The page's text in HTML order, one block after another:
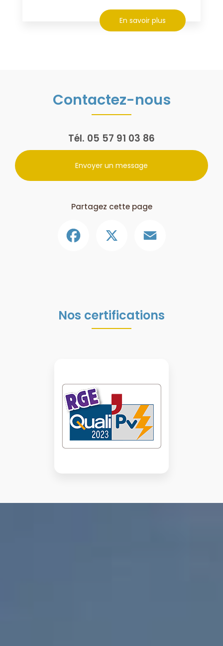
En savoir plus
Contactez-nous
Tél. 05 57 91 03 86
Envoyer un message
Partagez cette page
Nos certifications